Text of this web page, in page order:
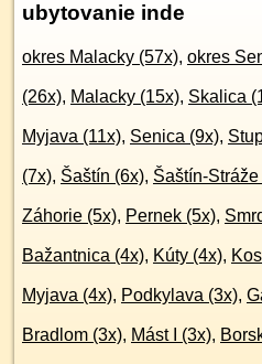
ubytovanie inde
okres Malacky (57x), okres
(26x), Malacky (15x), Skalica
Myjava (11x), Senica (9x),
(7x), Šaštín (6x), Šaštín-Stráže
Záhorie (5x), Pernek (5x),
Bažantnica (4x), Kúty (4x),
Myjava (4x), Podkylava (3x),
Bradlom (3x), Mást I (3x),